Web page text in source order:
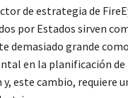
de estrategia de
por Estados sirven
demasiado grande
en la planificación de
este cambio, requiere